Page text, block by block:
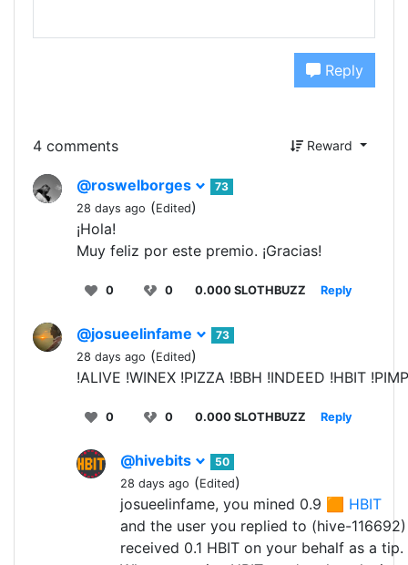
Reply
4 comments Reward
@roswelborges
73
28 days ago (Edited)
¡Hola!
Muy feliz por este premio. ¡Gracias!
0 0 0.000 SLOTHBUZZ Reply
@josueelinfame
73
28 days ago (Edited)
!ALIVE !WINEX !PIZZA !BBH !INDEED !HBIT !PIMP
0 0 0.000 SLOTHBUZZ Reply
@hivebits
50
28 days ago (Edited)
josueelinfame, you mined 0.9 🟧 HBIT
and the user you replied to (hive-116692)
received 0.1 HBIT on your behalf as a tip.